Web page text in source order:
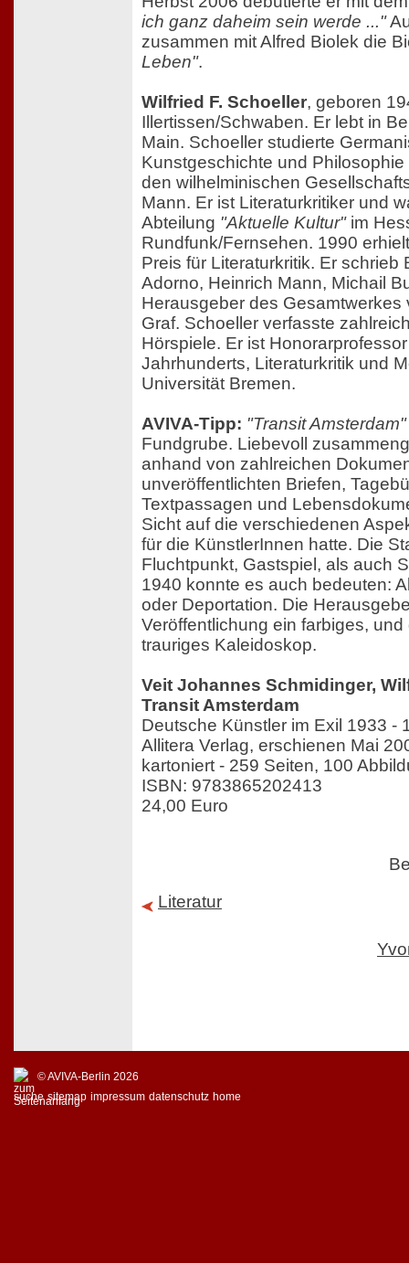
ich ganz daheim sein werde ..."
zusammen mit Alfred Biolek die
Leben".
Wilfried F. Schoeller, geboren
Illertissen/Schwaben. Er lebt in
Main. Schoeller studierte
Kunstgeschichte und
den wilhelminischen
Mann. Er ist Literaturkritiker und
Abteilung "Aktuelle Kultur"im
Rundfunk/Fernsehen. 1990
Preis für Literaturkritik. Er schrieb
Adorno, Heinrich Mann, Michail
Herausgeber des Gesamtwerkes
Graf. Schoeller verfasste
Hörspiele. Er ist
Jahrhunderts, Literaturkritik und
Universität Bremen.
AVIVA-Tipp: "Transit Amsterdam"
Fundgrube. Liebevoll
anhand von zahlreichen
unveröffentlichten Briefen,
Textpassagen und
Sicht auf die verschiedenen
für die KünstlerInnen hatte. Die
Fluchtpunkt, Gastspiel, als auch
1940 konnte es auch bedeuten:
oder Deportation. Die
Veröffentlichung ein farbiges,
trauriges Kaleidoskop.
Veit Johannes Schmidinger,
Transit Amsterdam
Deutsche Künstler im Exil 1933 -
Allitera Verlag, erschienen Mai
kartoniert - 259 Seiten, 100
ISBN: 9783865202413
24,00 Euro
Literatur
© AVIVA-Berlin 2026
suche sitemap impressum datenschutz home